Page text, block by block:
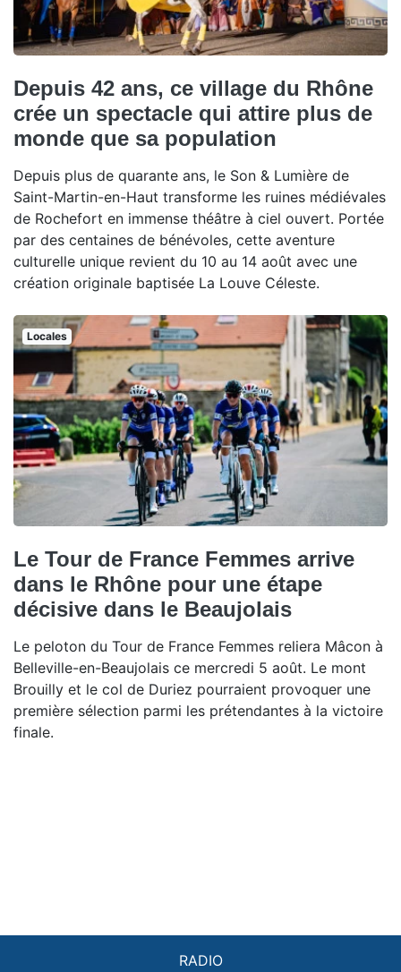
Depuis 42 ans, ce village du Rhône
crée un spectacle qui attire plus de
monde que sa population
Depuis plus de quarante ans, le Son & Lumière de
Saint-Martin-en-Haut transforme les ruines médiévales
de Rochefort en immense théâtre à ciel ouvert. Portée
par des centaines de bénévoles, cette aventure
culturelle unique revient du 10 au 14 août avec une
création originale baptisée La Louve Céleste.
Locales
Le Tour de France Femmes arrive
dans le Rhône pour une étape
décisive dans le Beaujolais
Le peloton du Tour de France Femmes reliera Mâcon à
Belleville-en-Beaujolais ce mercredi 5 août. Le mont
Brouilly et le col de Duriez pourraient provoquer une
première sélection parmi les prétendantes à la victoire
finale.
RADIO